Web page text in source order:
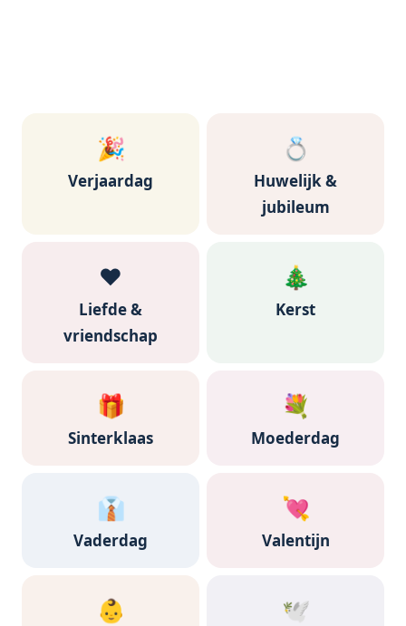
🎉
Verjaardag
💍
Huwelijk &
jubileum
❤️
Liefde &
vriendschap
🎄
Kerst
🎁
Sinterklaas
💐
Moederdag
👔
Vaderdag
💘
Valentijn
👶 🕊️